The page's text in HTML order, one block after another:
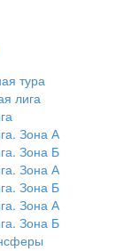
тура
лига
Зона А
Зона Б
Зона А
Зона Б
Зона А
Зона Б